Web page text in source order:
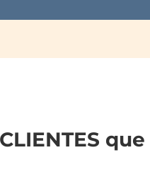
CLIENTES